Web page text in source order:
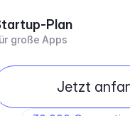
Plan
große Apps
Jetzt